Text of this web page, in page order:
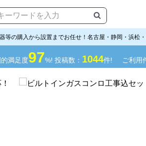
等の購入から設置までお任せ！名古屋・静岡・浜松
満足度97%! 投稿数： 1044件! ご利用